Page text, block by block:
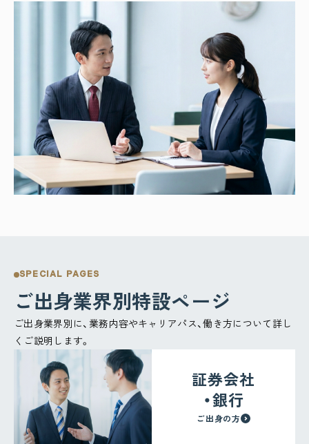
SPECIAL PAGES
ご出身業界別特設ページ
ご出身業界別に、業務内容やキャリアパス、働き方について詳し
くご説明します。
証券会社
・銀行
ご出身の方